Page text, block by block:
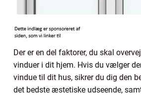
Der er en del faktorer, du skal
vinduer i dit hjem. Hvis du vælger
vindue til dit hus, sikrer du dig den
det bedste æstetiske udseende,